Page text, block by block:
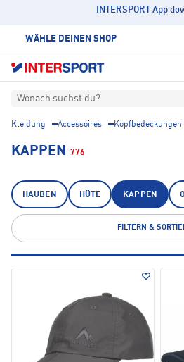
INTERSPORT App
WÄHLE DEINEN SHOP
Wonach suchst du?
Kleidung Accessoires Kopfbedeckungen
KAPPEN 776
HAUBEN HÜTE KAPPEN
FILTERN &